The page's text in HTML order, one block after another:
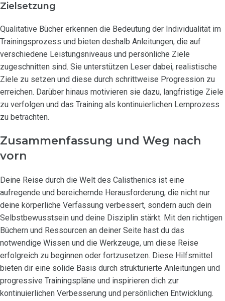
Zielsetzung
Qualitative Bücher erkennen die Bedeutung der Individualität im
Trainingsprozess und bieten deshalb Anleitungen, die auf
verschiedene Leistungsniveaus und persönliche Ziele
zugeschnitten sind. Sie unterstützen Leser dabei, realistische
Ziele zu setzen und diese durch schrittweise Progression zu
erreichen. Darüber hinaus motivieren sie dazu, langfristige Ziele
zu verfolgen und das Training als kontinuierlichen Lernprozess
zu betrachten.
Zusammenfassung und Weg nach
vorn
Deine Reise durch die Welt des Calisthenics ist eine
aufregende und bereichernde Herausforderung, die nicht nur
deine körperliche Verfassung verbessert, sondern auch dein
Selbstbewusstsein und deine Disziplin stärkt. Mit den richtigen
Büchern und Ressourcen an deiner Seite hast du das
notwendige Wissen und die Werkzeuge, um diese Reise
erfolgreich zu beginnen oder fortzusetzen. Diese Hilfsmittel
bieten dir eine solide Basis durch strukturierte Anleitungen und
progressive Trainingspläne und inspirieren dich zur
kontinuierlichen Verbesserung und persönlichen Entwicklung.